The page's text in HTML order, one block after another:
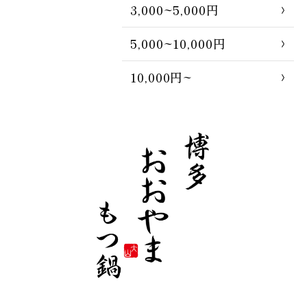
3,000~5,000円
5,000~10,000円
10,000円~